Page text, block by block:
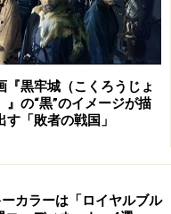
ら。（女性、50
カーで取り入れた
『黒牢城（こくろうじょ
』の“黒”のイメージが描
す「敗者の戦国」
カラーは「ロイヤルブル